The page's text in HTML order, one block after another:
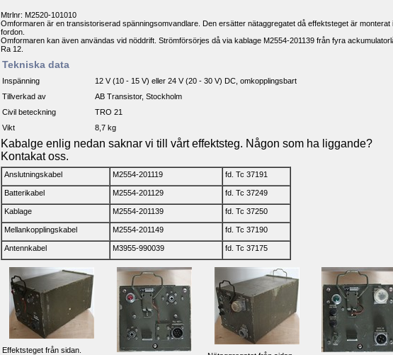
Mtrlnr: M2520-101010
Omformaren är en transistoriserad spänningsomvandlare. Den ersätter nätaggregatet då effektsteget är monterat i
fordon.
Omformaren kan även användas vid nöddrift. Strömförsörjes då via kablage M2554-201139 från fyra
Ra 12.
Tekniska data
Inspänning
12 V (10 - 15 V) eller 24 V (20 - 30 V) DC, omkopplingsbart
Tillverkad av
AB Transistor, Stockholm
Civil beteckning
TRO 21
Vikt
8,7 kg
Kabalge enlig nedan saknar vi till vårt effektsteg. Någon som ha liggande?
Kontakat oss.
Anslutningskabel M2554-201119 fd. Tc 37191
Batterikabel M2554-201129 fd. Tc 37249
Kablage M2554-201139 fd. Tc 37250
Mellankopplingskabel M2554-201149 fd. Tc 37190
Antennkabel M3955-990039 fd. Tc 37175
Effektsteget från sidan.